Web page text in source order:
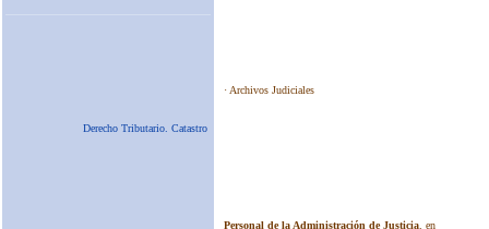
Derecho Tributario. Catastro